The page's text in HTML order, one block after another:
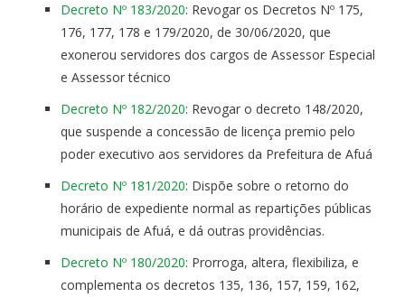
Decreto Nº 183/2020: Revogar os Decretos Nº 175,
176, 177, 178 e 179/2020, de 30/06/2020, que
exonerou servidores dos cargos de Assessor Especial
e Assessor técnico
Decreto Nº 182/2020: Revogar o decreto 148/2020,
que suspende a concessão de licença premio pelo
poder executivo aos servidores da Prefeitura de Afuá
Decreto Nº 181/2020: Dispõe sobre o retorno do
horário de expediente normal as repartições públicas
municipais de Afuá, e dá outras providências.
Decreto Nº 180/2020: Prorroga, altera, flexibiliza, e
complementa os decretos 135, 136, 157, 159, 162,